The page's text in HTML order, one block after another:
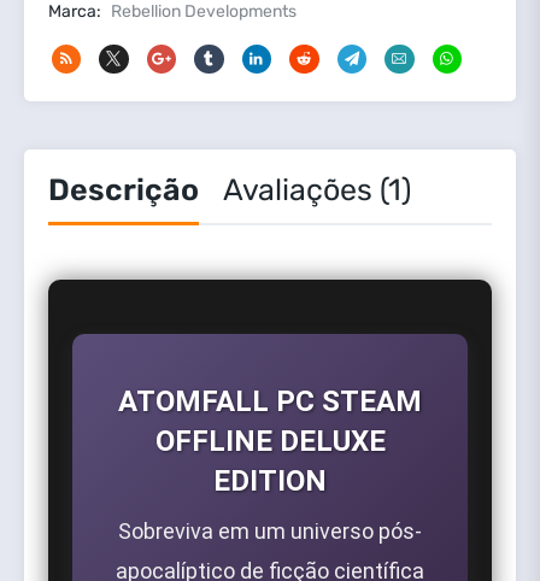
Marca: Rebellion Developments
Descrição Avaliações (1)
ATOMFALL PC STEAM
OFFLINE DELUXE
EDITION
Sobreviva em um universo pós-
apocalíptico de ficção científica